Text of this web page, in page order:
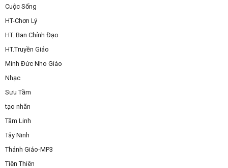
Cuộc Sống
HT-Chơn Lý
HT. Ban Chỉnh Đạo
HT.Truyền Giáo
Minh Đức Nho Giáo
Nhạc
Sưu Tầm
tạo nhãn
Tâm Linh
Tây Ninh
Thánh Giáo-MP3
Tiên Thiên